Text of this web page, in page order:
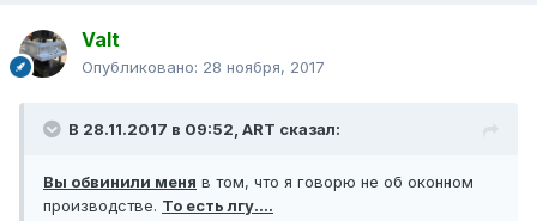
Valt
Опубликовано: 28 ноября, 2017
В 28.11.2017 в 09:52, ART сказал:
Вы обвинили меня в том, что я говорю не об оконном
производстве. То есть лгу....